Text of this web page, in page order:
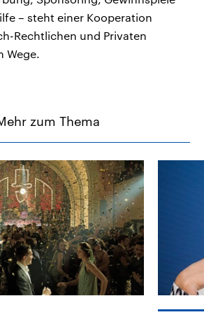
– steht einer Kooperation
Rechtlichen und Privaten
Wege.
zum Thema